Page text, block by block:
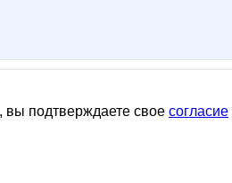
подтверждаете свое согласие